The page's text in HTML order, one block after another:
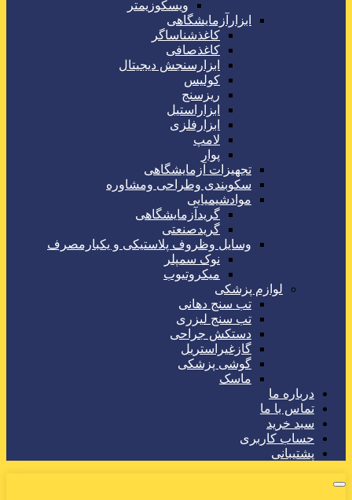
ویسکوزیمتر
ابزارآزمایشگاهی
کاغذشناساگر
کاغذصافی
ابزارسنجش دیجیتال
کولیس
ریزسنج
ابزاراستیل
ابزارفلزی
لامپ
پوار
تجهیزات آزمایشگاهی
سکوبندی وطراحی ومشاوره
موادشیمیایی
گریدآزمایشگاهی
گریدصنعتی
وسایل وظروف پلاستیکی و یکبارمصرف
نوک سمپلر
میکروتیوب
لوازم پزشکی
تب سنج دهانی
تب سنج لیزری
دستکش جراحی
گازغیراستریل
گوشی پزشکی
ماسک
درباره ما
تماس با ما
سبد خرید
حساب کاربری
پشتیبانی